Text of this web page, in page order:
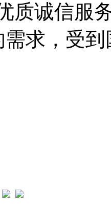
质诚信服
求，受到